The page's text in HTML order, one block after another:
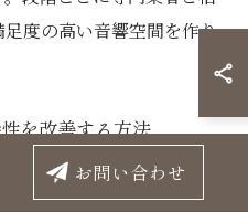
度の高い音響空間を作り
を改善する方法
吸音材や反射材のバラン
ントとなります。特に、
お問い合わせ